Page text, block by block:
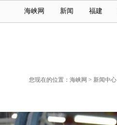
海峡网 新闻 福建
您现在的位置： 海峡网 > 新闻中心